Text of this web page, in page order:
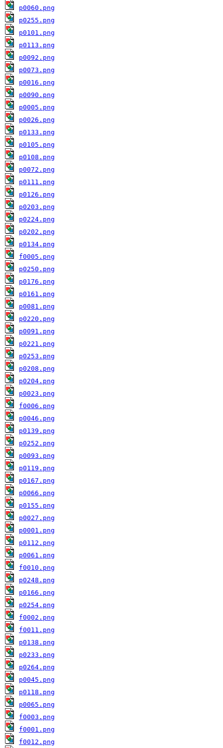
p0060.png
p0255.png
p0101.png
p0113.png
p0092.png
p0073.png
p0016.png
p0090.png
p0005.png
p0026.png
p0133.png
p0105.png
p0108.png
p0072.png
p0111.png
p0126.png
p0203.png
p0224.png
p0202.png
p0134.png
f0005.png
p0250.png
p0176.png
p0161.png
p0081.png
p0220.png
p0091.png
p0221.png
p0253.png
p0208.png
p0204.png
p0023.png
f0006.png
p0046.png
p0139.png
p0252.png
p0093.png
p0119.png
p0167.png
p0066.png
p0155.png
p0027.png
p0001.png
p0112.png
p0061.png
f0010.png
p0248.png
p0166.png
p0254.png
f0002.png
f0011.png
p0138.png
p0233.png
p0264.png
p0045.png
p0118.png
p0065.png
f0003.png
f0001.png
f0012.png